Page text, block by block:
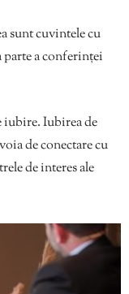
sunt cuvintele cu
parte a conferinței
iubire. Iubirea de
de conectare cu
de interes ale